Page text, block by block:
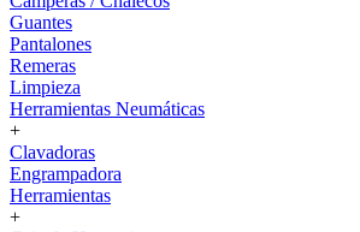
Guantes
Pantalones
Remeras
Limpieza
Herramientas Neumáticas
+
Clavadoras
Engrampadora
Herramientas
+